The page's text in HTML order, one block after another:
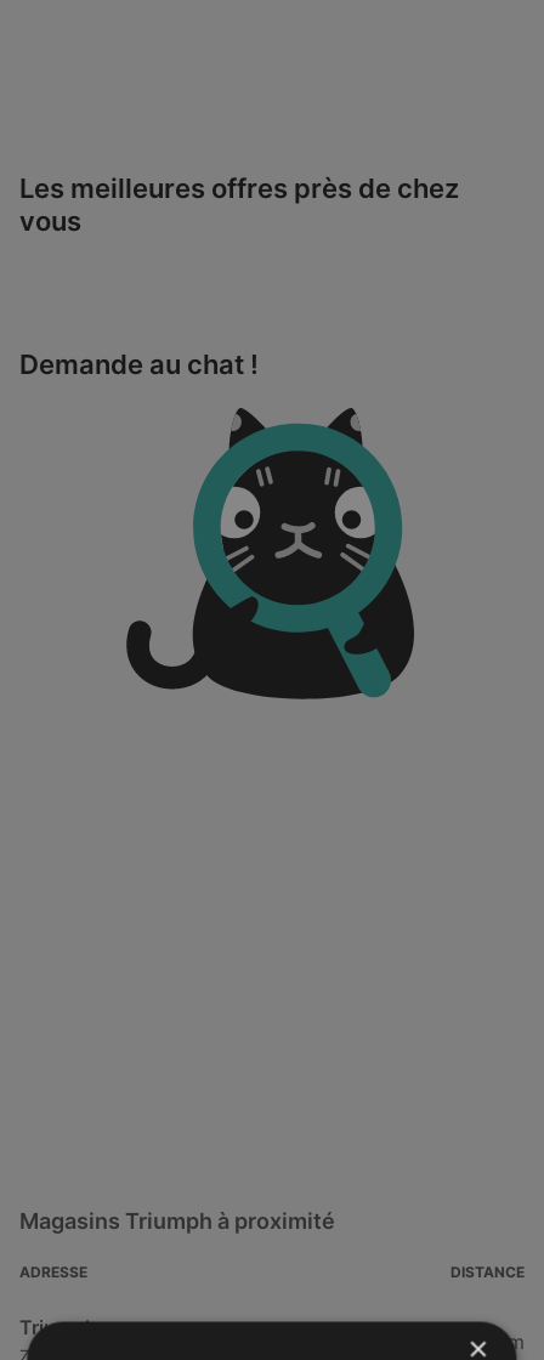
Les meilleures offres près de chez
vous
Demande au chat !
Magasins Triumph à proximité
ADRESSE DISTANCE
Triumph
Za de kerourvois, 29500 Ergué-Gabéric
94,32 km
×